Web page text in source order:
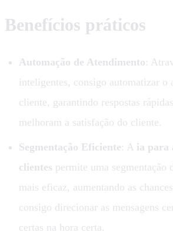
Benefícios práticos
Automação de Atendimento:
inteligentes, consigo automatizar o
cliente, garantindo respostas
melhoram a satisfação do cliente.
Segmentação Eficiente: A ia para
clientes permite uma segmentação
mais eficaz, aumentando as
consigo direcionar as mensagens
certas na hora certa.